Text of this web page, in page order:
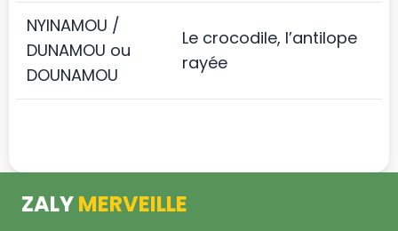
NYINAMOU /
DUNAMOU ou
DOUNAMOU
Le crocodile, l’antilope
rayée
ZALYMERVEILLE